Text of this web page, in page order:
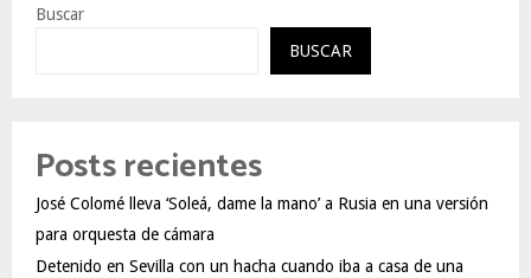
Buscar
BUSCAR
Posts recientes
José Colomé lleva ‘Soleá, dame la mano’ a Rusia en una versión
para orquesta de cámara
Detenido en Sevilla con un hacha cuando iba a casa de una